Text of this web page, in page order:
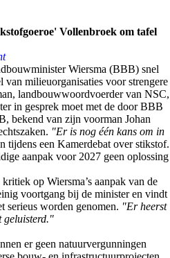
Vollenbroek om tafel
Wiersma (BBB) snel
van milieuorganisaties voor strengere
landbouwwoordvoerder van NSC,
in gesprek moet met de door BBB
bekend van zijn voorman Johan
"Er is nog één kans om in
tijdens een Kamerdebat over stikstof.
aanpak voor 2027 geen oplossing
op Wiersma’s aanpak van de
voortgang bij de minister en vindt
serieus worden genomen. "Er heerst
geluisterd."
er geen natuurvergunningen